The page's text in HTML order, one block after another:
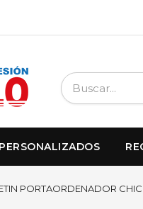
PORTAORDENADOR